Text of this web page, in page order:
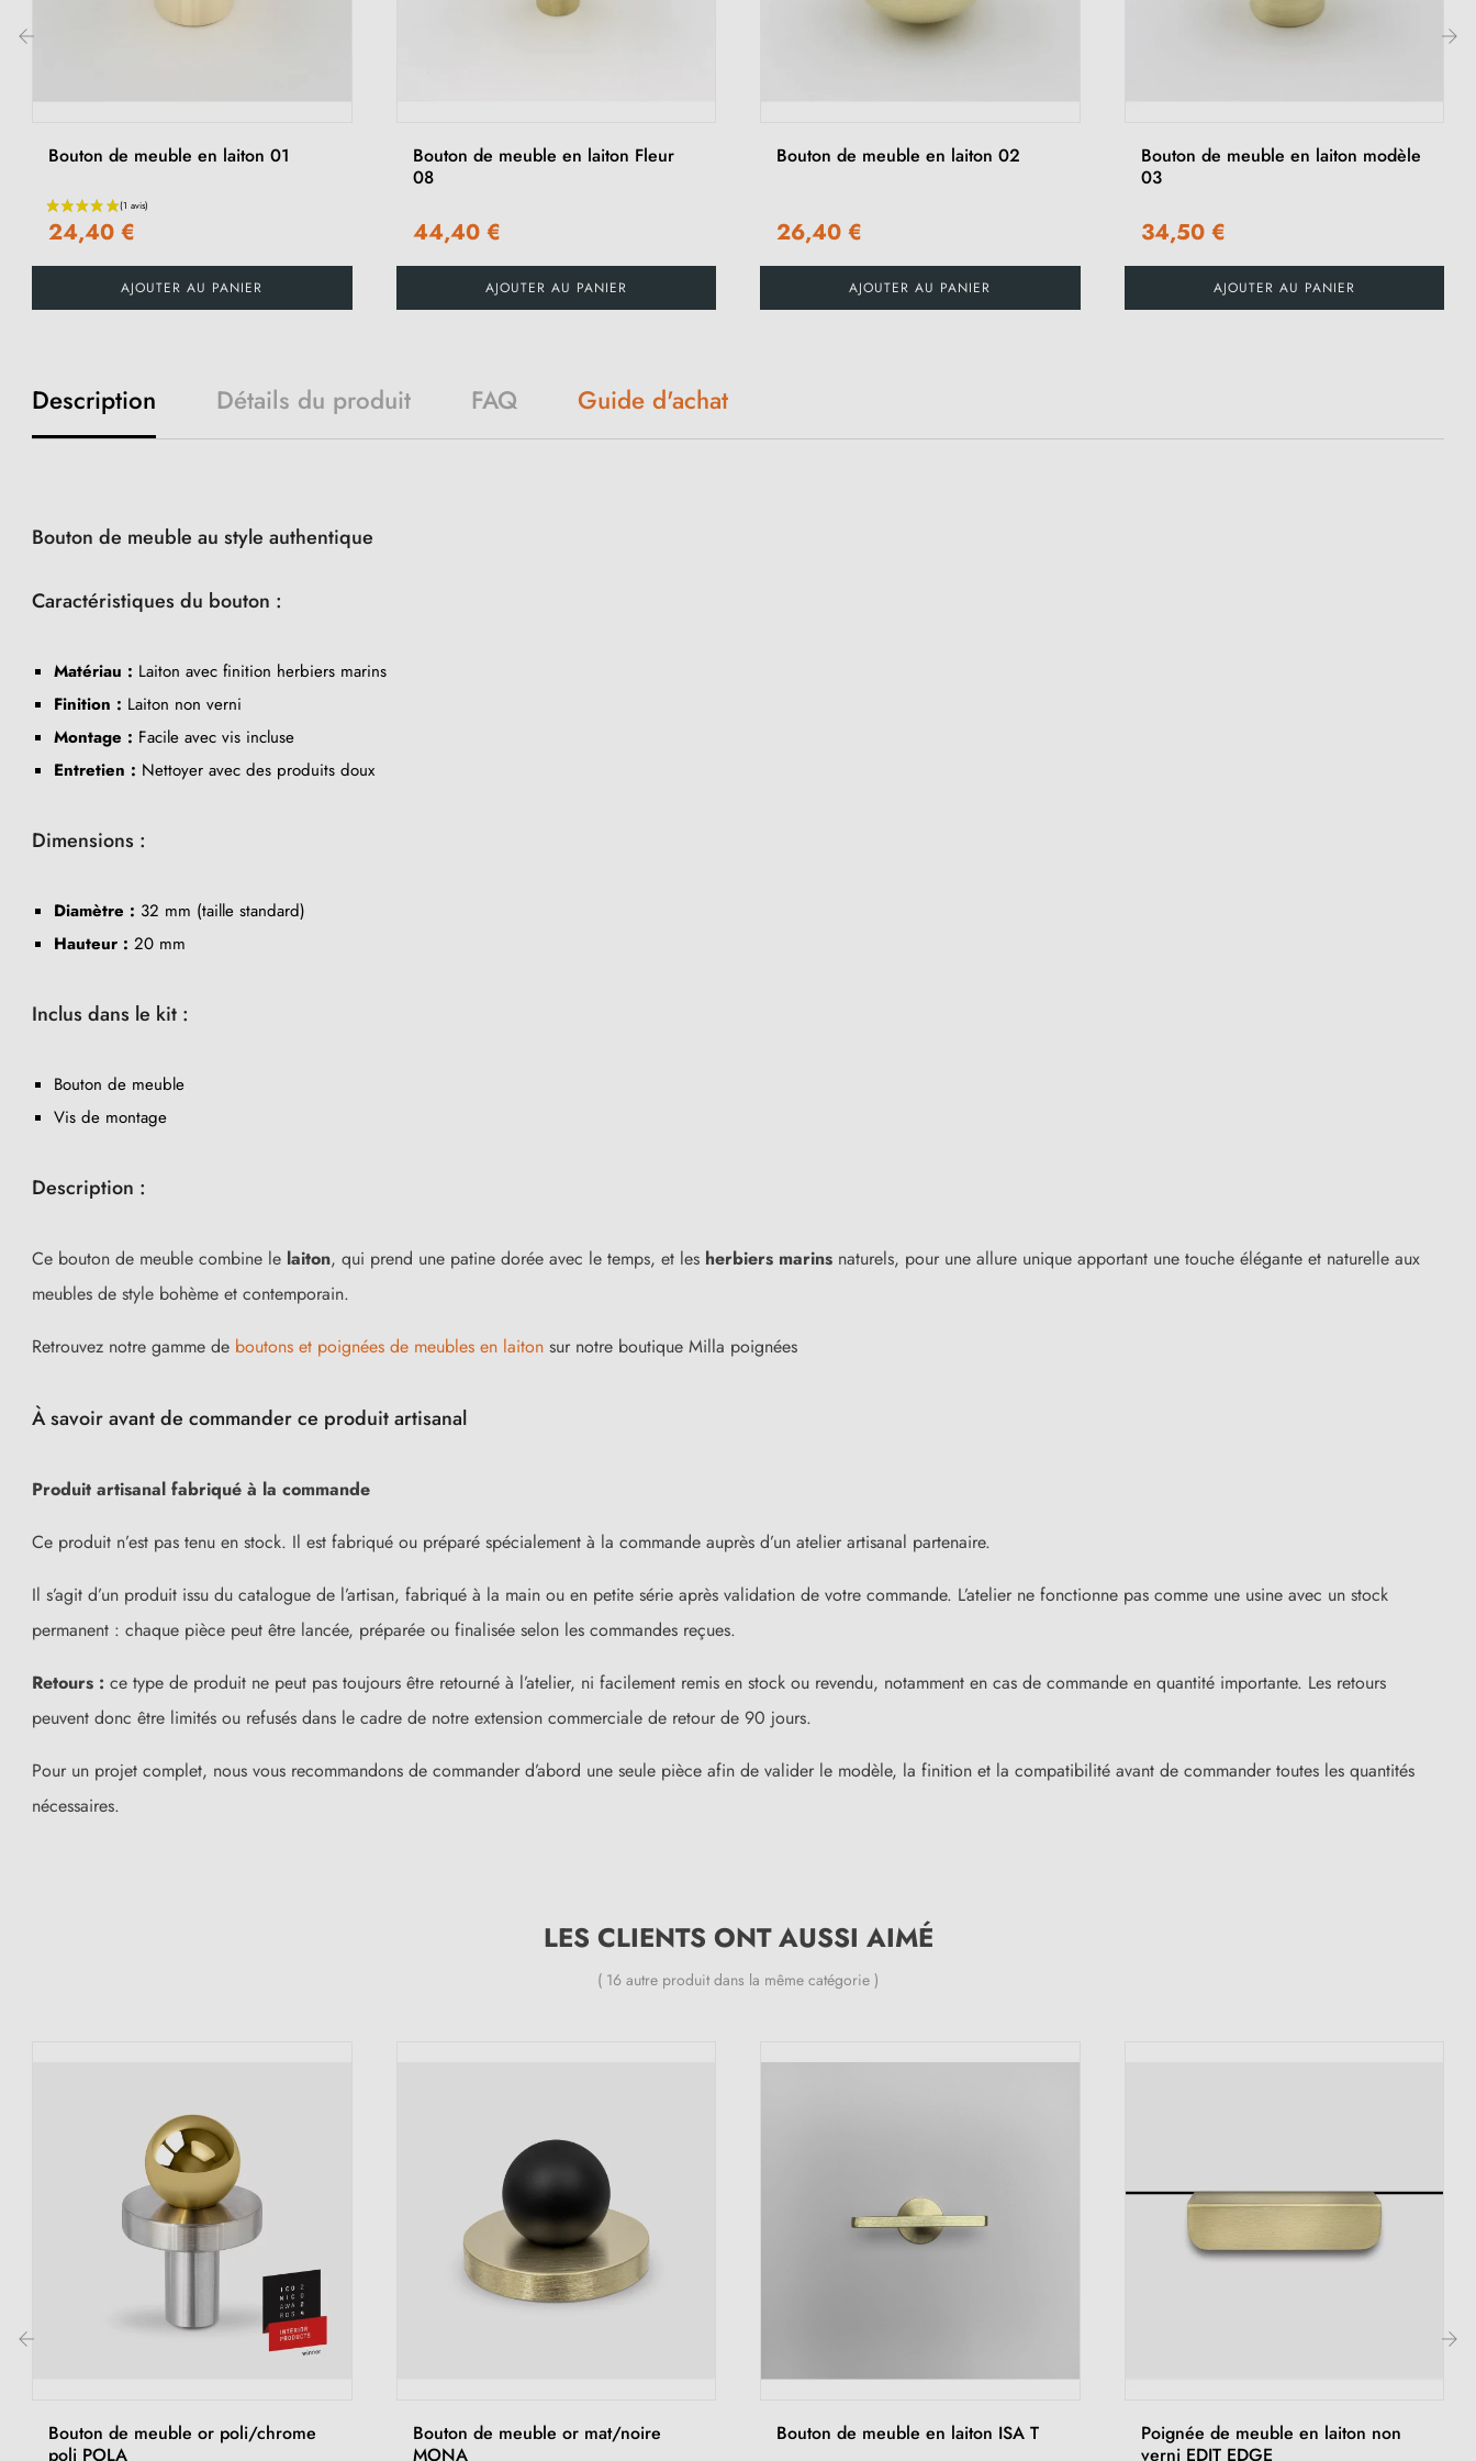
Bouton de meuble en laiton 01
24,40 €
AJOUTER AU PANIER
Bouton de meuble en laiton Fleur
08
44,40 €
AJOUTER AU PANIER
Bouton de meuble en laiton 02
26,40 €
AJOUTER AU PANIER
Bouton de meuble en laiton modèle
03
34,50 €
AJOUTER AU PANIER
Description Détails du produit FAQ Guide d'achat
Bouton de meuble au style authentique
Caractéristiques du bouton :
Matériau : Laiton avec finition herbiers marins
Finition : Laiton non verni
Montage : Facile avec vis incluse
Entretien : Nettoyer avec des produits doux
Dimensions :
Diamètre : 32 mm (taille standard)
Hauteur : 20 mm
Inclus dans le kit :
Bouton de meuble
Vis de montage
Description :
Ce bouton de meuble combine le laiton, qui prend une patine dorée avec le temps, et les herbiers marins naturels, pour une allure unique apportant une touche élégante et naturelle aux
meubles de style bohème et contemporain.
Retrouvez notre gamme de boutons et poignées de meubles en laiton sur notre boutique Milla poignées
À savoir avant de commander ce produit artisanal
Produit artisanal fabriqué à la commande
Ce produit n’est pas tenu en stock. Il est fabriqué ou préparé spécialement à la commande auprès d’un atelier artisanal partenaire.
Il s’agit d’un produit issu du catalogue de l’artisan, fabriqué à la main ou en petite série après validation de votre commande. L’atelier ne fonctionne pas comme une usine avec un stock
permanent : chaque pièce peut être lancée, préparée ou finalisée selon les commandes reçues.
Retours : ce type de produit ne peut pas toujours être retourné à l’atelier, ni facilement remis en stock ou revendu, notamment en cas de commande en quantité importante. Les retours
peuvent donc être limités ou refusés dans le cadre de notre extension commerciale de retour de 90 jours.
Pour un projet complet, nous vous recommandons de commander d’abord une seule pièce afin de valider le modèle, la finition et la compatibilité avant de commander toutes les quantités
nécessaires.
LES CLIENTS ONT AUSSI AIMÉ
( 16 autre produit dans la même catégorie )
Bouton de meuble or poli/chrome
poli POLA
Bouton de meuble or mat/noire
MONA
Bouton de meuble en laiton ISA T
Poignée de meuble en laiton non
verni EDIT EDGE